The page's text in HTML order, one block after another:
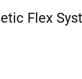
Flex